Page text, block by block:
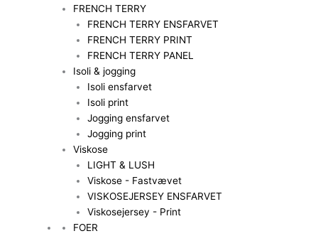
FRENCH TERRY
FRENCH TERRY ENSFARVET
FRENCH TERRY PRINT
FRENCH TERRY PANEL
Isoli & jogging
Isoli ensfarvet
Isoli print
Jogging ensfarvet
Jogging print
Viskose
LIGHT & LUSH
Viskose - Fastvævet
VISKOSEJERSEY ENSFARVET
Viskosejersey - Print
FOER